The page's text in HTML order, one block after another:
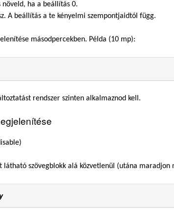
növeld, ha a beállítás 0.
A beállítás a te kényelmi szempontjaidtól függ.
másodpercekben. Példa (10 mp):
rendszer szinten alkalmaznod kell.
látható szövegblokk alá közvetlenül (utána maradjon